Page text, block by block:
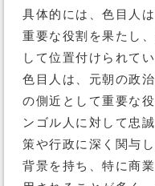
具体的には、色目人
重要な役割を果たし
して位置付けられてい
色目人は、元朝の政
の側近として重要な
ンゴル人に対して忠
策や行政に深く関与
背景を持ち、特に商